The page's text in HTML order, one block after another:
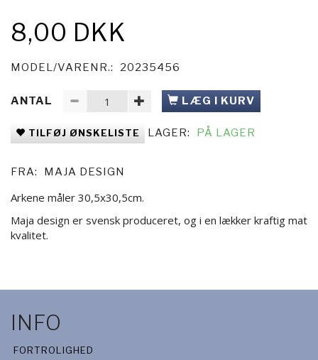
8,00 DKK
MODEL/VARENR.: 20235456
ANTAL LÆG I KURV
TILFØJ ØNSKELISTE LAGER: PÅ LAGER
FRA: MAJA DESIGN
Arkene måler 30,5x30,5cm.
Maja design er svensk produceret, og i en lækker kraftig mat
kvalitet.
INFO
FORTROLIGHED